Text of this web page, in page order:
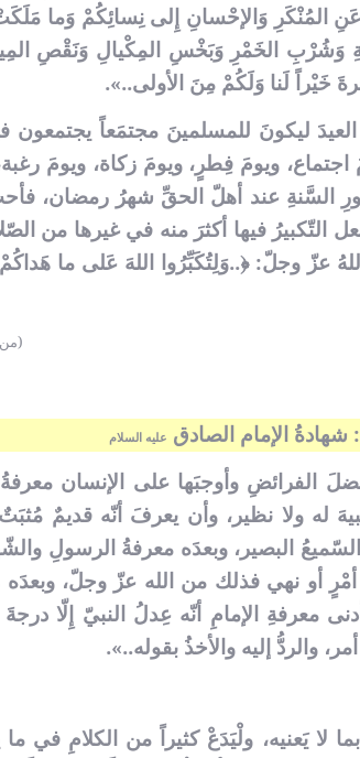
وَالإحْسانِ إِلى نِسائِكُمْ وَما مَلَكَتْ
وَشُرْبِ الخَمْرِ وَبَخْسِ المِكْيالِ وَنَقْصِ
خَيْراً لَنا وَلَكُمْ مِنَ الأولى..».
ليكونَ للمسلمينَ مجتمَعاً يجتمعون
ويومَ فِطرٍ، ويومَ زكاة، ويومَ
السَّنةِ عند أهلّ الحقِّ شهرُ رمضان،
فيها أكثرَ منه في غيرها من
عزّ وجلّ: ﴿..وَلِتُكَبِّرُوا اللهَ عَلى ما
(من
الإمام الصادق عليه السلام
الفرائضِ وأوجبَها على الإنسان معرفةُ
له ولا نظير، وأن يعرفَ أنّه قديمٌ
البصير، وبعدَه معرفةُ الرسولِ
أو نهي فذلك من الله عزّ وجلّ، وبعدَه
معرفةِ الإمامِ أنّه عِدلُ النبيّ إِلّا درجةَ
والردُّ إليه والأخذُ بقوله..».
لا يَعنيه، ولْيَدَعْ كثيراً من الكلامِ في